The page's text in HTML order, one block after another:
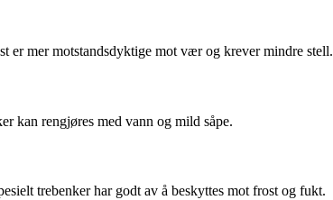
er mer motstandsdyktige mot vær og krever mindre stell.
kan rengjøres med vann og mild såpe.
trebenker har godt av å beskyttes mot frost og fukt.